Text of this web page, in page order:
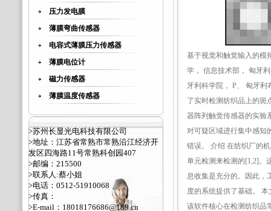
压力发电膜
薄膜弯曲传感器
电容式薄膜压力传感器
薄膜电位计
磁力传感器
薄膜温度传感器
>苏州长显光电科技有限公司
>地址：江苏省常熟市常熟沿江经济开
发区四海路11号常熟科创园407
>邮编：215500
>联系人:蔡小姐
>电话：0512-51910068
>传真：
>E-mail：18018176686@189.cn
基于视觉和触觉输入的模
学， 信息技术部， 匈牙
牙利科学院， P、 匈牙利
了实时检测纺织品上的斑
器阵列触觉传感器的实验
对可疑区域进行集中感知
错误。 介绍 在纺织厂的
单元检测来检测的[1,2]。
息收集是充分的。因此，
度的系统提供了基础。
该软件核心在检测纺织品